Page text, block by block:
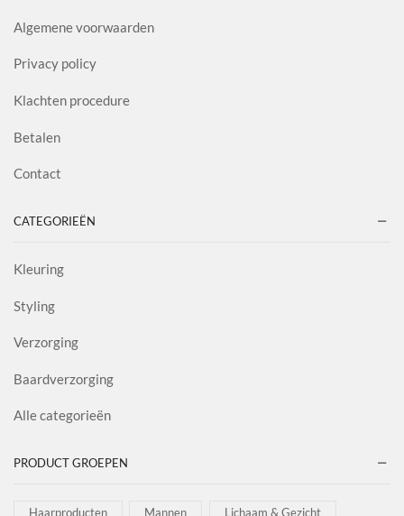
Algemene voorwaarden
Privacy policy
Klachten procedure
Betalen
Contact
CATEGORIEËN
Kleuring
Styling
Verzorging
Baardverzorging
Alle categorieën
PRODUCT GROEPEN
Haarproducten Mannen Lichaam & Gezicht